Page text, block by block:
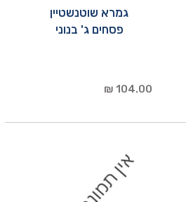
גמרא שוטנשטיין
פסחים ג' בנוני
104.00 ₪